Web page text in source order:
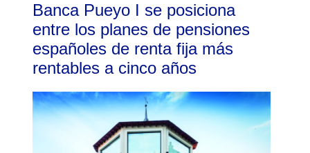
Banca Pueyo I se posiciona
entre los planes de pensiones
españoles de renta fija más
rentables a cinco años